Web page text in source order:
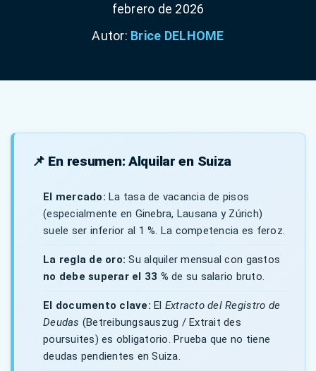
febrero de 2026
Autor: Brice DELHOME
📌 En resumen: Alquilar en Suiza
El mercado: La tasa de vacancia de pisos
(especialmente en Ginebra, Lausana y Zúrich)
suele ser inferior al 1 %. La competencia es feroz.
La regla de oro: Su alquiler mensual con gastos
no debe superar el 33 % de su salario bruto.
El documento clave: El Extracto del Registro de
Deudas (Betreibungsauszug / Extrait des
poursuites) es obligatorio. Prueba que no tiene
deudas pendientes en Suiza.